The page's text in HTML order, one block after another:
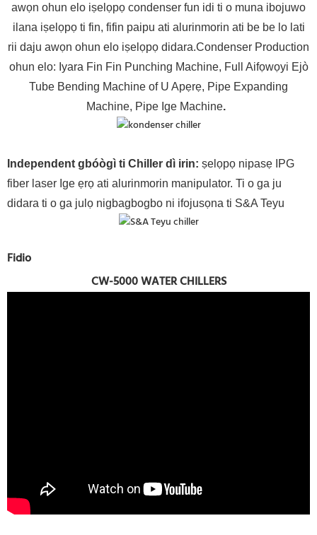
awọn ohun elo iṣelọpọ condenser fun idi ti o muna ibojuwo
ilana iṣelọpọ ti fin, fifin paipu ati alurinmorin ati be be lo lati
rii daju awọn ohun elo iṣelọpọ didara.Condenser Production
ohun elo: Iyara Fin Fin Punching Machine, Full Aifọwọyi Ejò
Tube Bending Machine of U Apẹrẹ, Pipe Expanding
Machine, Pipe Ige Machine.
Independent gbóògì ti Chiller dì irin: ṣelọpọ nipasẹ IPG
fiber laser Ige ẹrọ ati alurinmorin manipulator. Ti o ga ju
didara ti o ga julọ nigbagbogbo ni ifojusọna ti S&A Teyu
Fidio
CW-5000 WATER CHILLERS